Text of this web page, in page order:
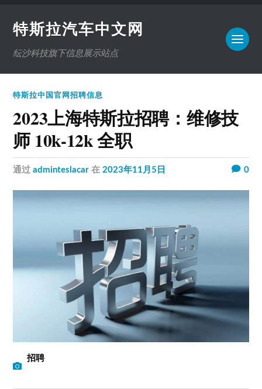
特斯拉汽车中文网
纭沙科技旗下信息展示站点
特斯拉中国官网招聘信息
2023上海特斯拉招聘：维修技
师 10k-12k 全职
通过adminteslacar 在2023年11月5日 0
招聘